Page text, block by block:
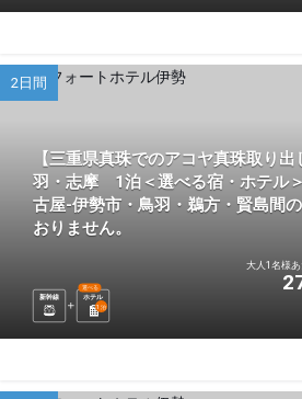
2日間
【三重県真珠でのアコヤ真珠取り
羽・志摩 1泊＜選べる宿・ホテ
古屋-伊勢市・鳥羽・鵜方・賢島間
おりません。
新幹線 ホテル
選べる
1 泊
大人1名様あ